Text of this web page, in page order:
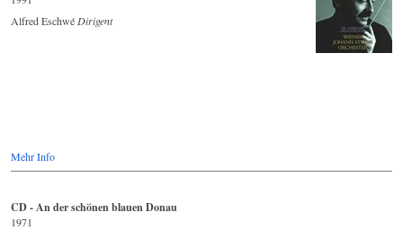
Alfred Eschwé Dirigent
Mehr Info
CD - An der schönen blauen Donau
1971